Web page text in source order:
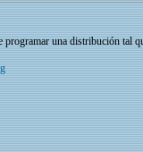
programar una distribución tal